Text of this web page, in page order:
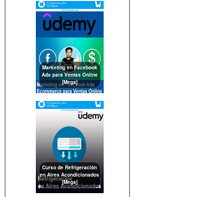
Marketing en Facebook
Ads para Ventas Online
[Mega]
Curso de Refrigeración
en Aires Acondicionados
[Mega]